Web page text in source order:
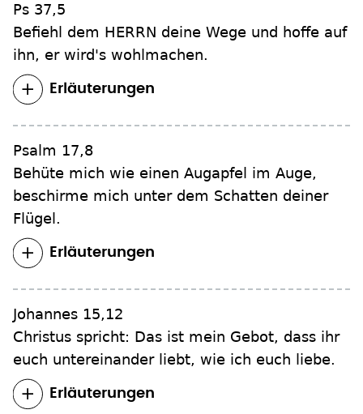
Ps 37,5
Befiehl dem HERRN deine Wege und hoffe auf
ihn, er wird's wohlmachen.
Erläuterungen
Psalm 17,8
Behüte mich wie einen Augapfel im Auge,
beschirme mich unter dem Schatten deiner
Flügel.
Erläuterungen
Johannes 15,12
Christus spricht: Das ist mein Gebot, dass ihr
euch untereinander liebt, wie ich euch liebe.
Erläuterungen